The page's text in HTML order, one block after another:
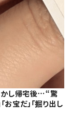
し帰宅後…“驚
宝だ」「掘り出し